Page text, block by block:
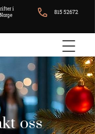
i
815 52672
oss